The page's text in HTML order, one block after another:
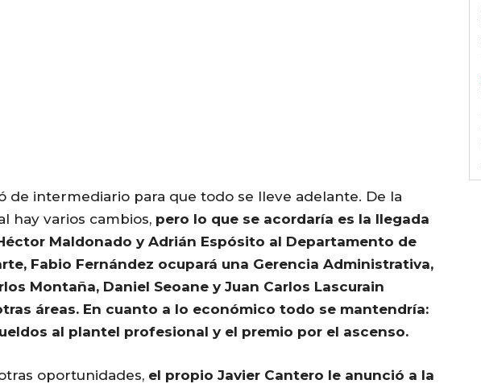
de intermediario para que todo se lleve adelante. De la
hay varios cambios, pero lo que se acordaría es la llegada
Maldonado y Adrián Espósito al Departamento de
Fabio Fernández ocupará una Gerencia Administrativa,
Montaña, Daniel Seoane y Juan Carlos Lascurain
áreas. En cuanto a lo económico todo se mantendría:
al plantel profesional y el premio por el ascenso.
oportunidades, el propio Javier Cantero le anunció a la